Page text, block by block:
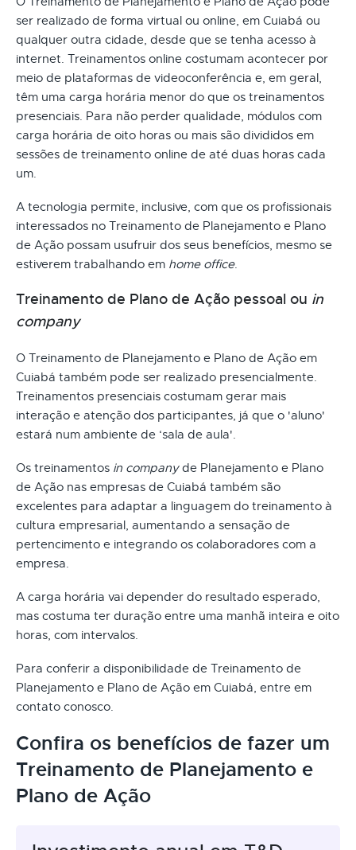
ser realizado de forma virtual ou online, em Cuiabá ou
qualquer outra cidade, desde que se tenha acesso à
internet. Treinamentos online costumam acontecer por
meio de plataformas de videoconferência e, em geral,
têm uma carga horária menor do que os treinamentos
presenciais. Para não perder qualidade, módulos com
carga horária de oito horas ou mais são divididos em
sessões de treinamento online de até duas horas cada
um.
A tecnologia permite, inclusive, com que os profissionais
interessados no Treinamento de Planejamento e Plano
de Ação possam usufruir dos seus benefícios, mesmo se
estiverem trabalhando em home office.
Treinamento de Plano de Ação pessoal ou in
company
O Treinamento de Planejamento e Plano de Ação em
Cuiabá também pode ser realizado presencialmente.
Treinamentos presenciais costumam gerar mais
interação e atenção dos participantes, já que o 'aluno'
estará num ambiente de ‘sala de aula'.
Os treinamentos in companyde Planejamento e Plano
de Ação nas empresas de Cuiabá também são
excelentes para adaptar a linguagem do treinamento à
cultura empresarial, aumentando a sensação de
pertencimento e integrando os colaboradores com a
empresa.
A carga horária vai depender do resultado esperado,
mas costuma ter duração entre uma manhã inteira e oito
horas, com intervalos.
Para conferir a disponibilidade de Treinamento de
Planejamento e Plano de Ação em Cuiabá, entre em
contato conosco.
Confira os benefícios de fazer um
Treinamento de Planejamento e
Plano de Ação